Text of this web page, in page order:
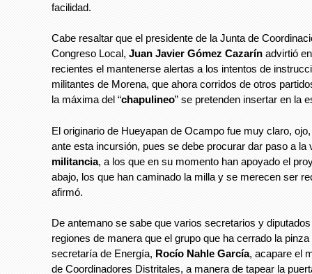
facilidad.
Cabe resaltar que el presidente de la Junta de
Congreso Local, Juan Javier Gómez Cazarín advirtió
recientes el mantenerse alertas a los intentos de
militantes de Morena, que ahora corridos de otros
la máxima del “chapulineo” se pretenden insertar en la
El originario de Hueyapan de Ocampo fue muy claro,
ante esta incursión, pues se debe procurar dar paso a la
militancia, a los que en su momento han apoyado el
abajo, los que han caminado la milla y se merecen ser
afirmó.
De antemano se sabe que varios secretarios y
regiones de manera que el grupo que ha cerrado la pinza
secretaría de Energía, Rocío Nahle García, acapare el
de Coordinadores Distritales, a manera de tapear la